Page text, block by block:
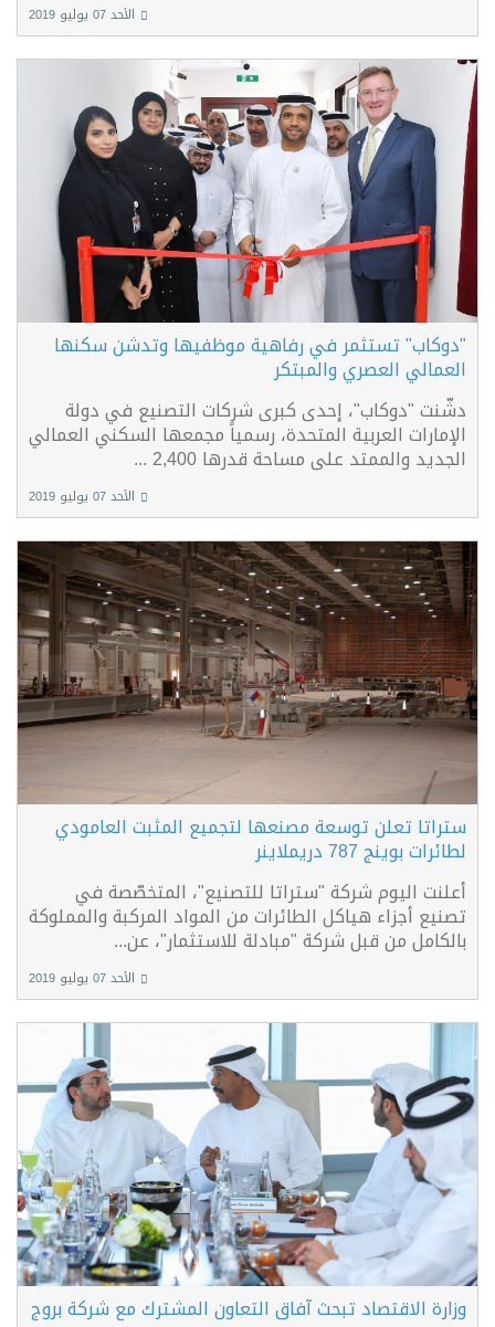
الأحد 07 يوليو 2019
"دوكاب" تستثمر في رفاهية موظفيها وتدشن سكنها
العمالي العصري والمبتكر
دشّنت "دوكاب"، إحدى كبرى شركات التصنيع في دولة
الإمارات العربية المتحدة، رسمياً مجمعها السكني العمالي
الجديد والممتد على مساحة قدرها 2,400 ...
الأحد 07 يوليو 2019
ستراتا تعلن توسعة مصنعها لتجميع المثبت العامودي
لطائرات بوينج 787 دريملاينر
أعلنت اليوم شركة "ستراتا للتصنيع"، المتخصّصة في
تصنيع أجزاء هياكل الطائرات من المواد المركبة والمملوكة
بالكامل من قبل شركة "مبادلة للاستثمار"، عن...
الأحد 07 يوليو 2019
وزارة الاقتصاد تبحث آفاق التعاون المشترك مع شركة بروج